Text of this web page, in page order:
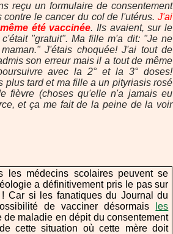
reçu un formulaire de consentement
le cancer du col de l'utérus. J'ai
été vaccinée. Ils avaient, sur le
"gratuit". Ma fille m'a dit: "Je ne
J'étais choquée! J'ai tout de
son erreur mais il a tout de même
avec la 2° et la 3° doses!
plus tard et ma fille a un pityriasis rosé
fièvre (choses qu'elle n'a jamais eu
et ça me fait de la peine de la voir
les médecins scolaires peuvent se
a définitivement pris le pas sur
Car si les fanatiques du Journal du
de vacciner désormais
les
de maladie en dépit du consentement
cette situation où cette mère doit